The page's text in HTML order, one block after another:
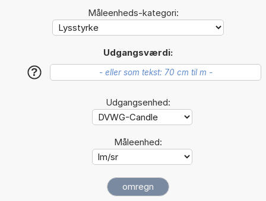
Måleenheds-kategori:
Udgangsværdi:
?
Udgangsenhed:
Måleenhed: